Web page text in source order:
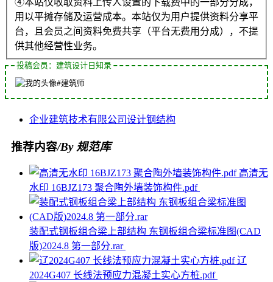
④本站仅收取资料上传人设置的下载费中的一部分分成，
用以平摊存储及运营成本。本站仅为用户提供资料分享平
台，且会员之间资料免费共享（平台无费用分成），不提
供其他经营性业务。
投稿会员：建筑设计日知录
#建筑师
企业建筑技术有限公司设计钢结构
推荐内容/By 规范库
高清无
水印 16BJZ173 聚合陶外墙装饰构件.pdf
装配式钢板组合梁上部结构 东钢板组合梁标准图(CAD
版)2024.8 第一部分.rar
辽
2024G407 长线法预应力混凝土实心方桩.pdf